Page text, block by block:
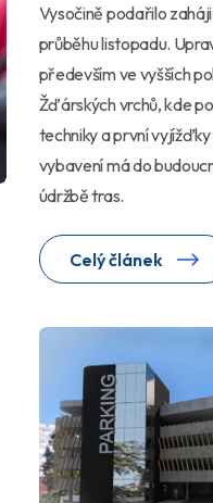
Vysočině podařilo
průběhu listopadu.
především ve vyšších
Žďárských vrchů, kde
techniky a první
vybavení má do
údržbě tras.
Celý článek